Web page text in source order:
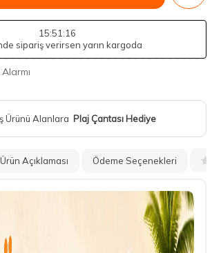
15:51:15
sipariş verirsen yarın kargoda
Ürünü Alanlara Plaj Çantası Hediye
Ürün Açıklaması Ödeme Seçenekleri